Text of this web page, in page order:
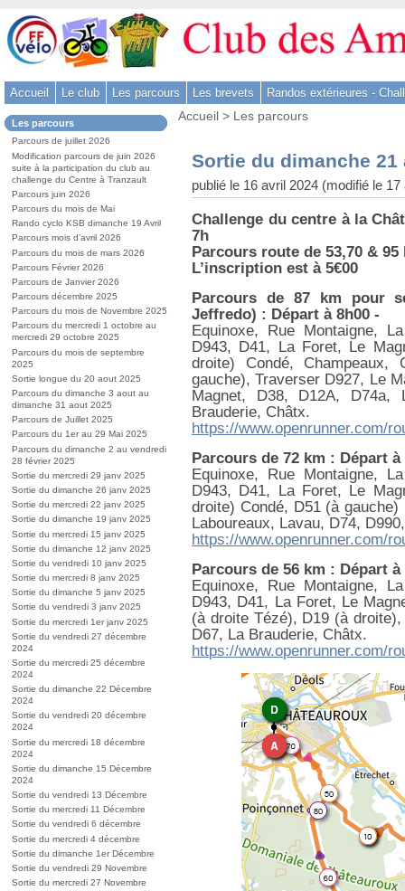
Aller
au
contenu
Aller
menu
-
Aller
à
la
recherche
Accueil Le club Les parcours Les brevets Randos extérieures -
Dans
la
rubrique
:
Les parcours
Parcours de juillet 2026
Modification parcours de juin 2026
suite à la participation du club au
challenge du Centre à Tranzault
Parcours juin 2026
Parcours du mois de Mai
Rando cyclo KSB dimanche 19 Avril
Parcours mois d’avril 2026
Parcours du mois de mars 2026
Parcours Février 2026
Parcours de Janvier 2026
Parcours décembre 2025
Parcours du mois de Novembre 2025
Parcours du mercredi 1 octobre au
mercredi 29 octobre 2025
Parcours du mois de septembre
2025
Sortie longue du 20 aout 2025
Parcours du dimanche 3 aout au
dimanche 31 aout 2025
Parcours de Juillet 2025
Parcours du 1er au 29 Mai 2025
Parcours du dimanche 2 au vendredi
28 février 2025
Sortie du mercredi 29 janv 2025
Sortie du dimanche 26 janv 2025
Sortie du mercredi 22 janv 2025
Sortie du dimanche 19 janv 2025
Sortie du mercredi 15 janv 2025
Sortie du dimanche 12 janv 2025
Sortie du vendredi 10 janv 2025
Sortie du mercredi 8 janv 2025
Sortie du dimanche 5 janv 2025
Sortie du vendredi 3 janv 2025
Sortie du mercredi 1er janv 2025
Sortie du vendredi 27 décembre
2024
Sortie du mercredi 25 décembre
2024
Sortie du dimanche 22 Décembre
2024
Sortie du vendredi 20 décembre
2024
Sortie du mercredi 18 décembre
2024
Sortie du dimanche 15 Décembre
2024
Sortie du vendredi 13 Décembre
Sortie du mercredi 11 Décembre
Sortie du vendredi 6 décembre
Sortie du mercredi 4 décembre
Sortie du dimanche 1er Décembre
Sortie du vendredi 29 Novembre
Sortie du mercredi 27 Novembre
Vous
Accueil > Les parcours
Sortie du dimanche 21
publié le 16 avril 2024 (modifié le
Challenge du centre à la
7h
Parcours route de 53,70 &
L’inscription est à 5€00
Parcours de 87 km pour
Jeffredo) : Départ à 8h00 -
Equinoxe, Rue Montaigne,
D943, D41, La Foret, Le
droite) Condé, Champeaux,
gauche), Traverser D927, Le
Magnet, D38, D12A,
Brauderie, Châtx.
https://www.openrunner.com/
Parcours de 72 km : Départ
Equinoxe, Rue Montaigne,
D943, D41, La Foret, Le
droite) Condé, D51 (à
Laboureaux, Lavau, D74,
https://www.openrunner.com/
Parcours de 56 km : Départ
Equinoxe, Rue Montaigne,
D943, D41, La Foret, Le
(à droite Tézé), D19 (à
D67, La Brauderie, Châtx.
https://www.openrunner.com/